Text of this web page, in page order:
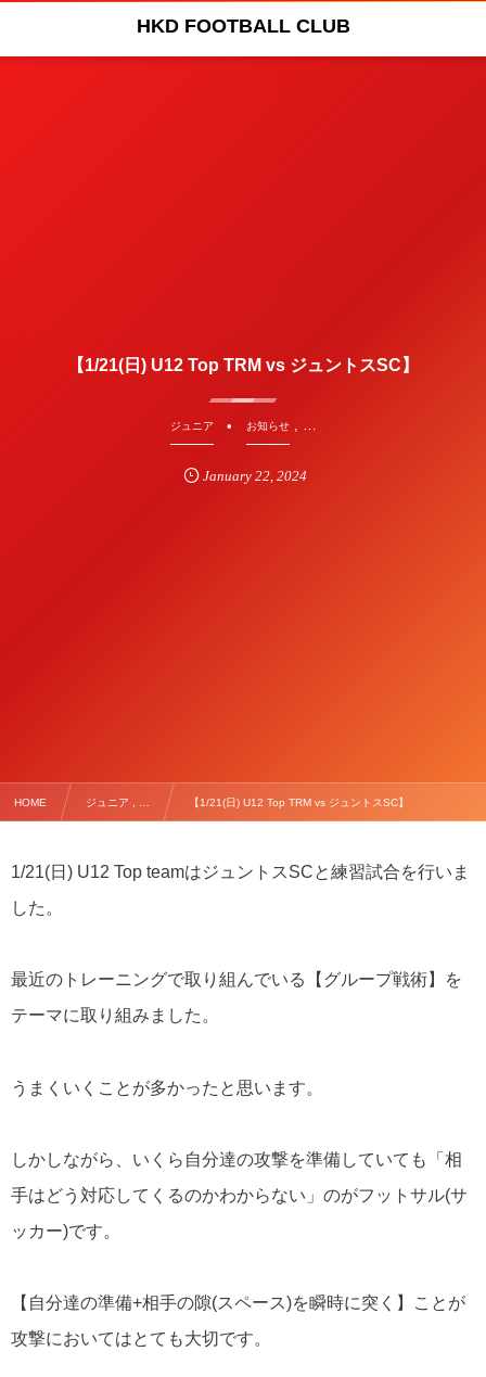
HKD FOOTBALL CLUB
【1/21(日) U12 Top TRM vs ジュントスSC】
ジュニア お知らせ, …
January 22, 2024
HOME ジュニア , … 【1/21(日) U12 Top TRM vs ジュントスSC】
1/21(日) U12 Top teamはジュントスSCと練習試合を行いま
した。
最近のトレーニングで取り組んでいる【グループ戦術】を
テーマに取り組みました。
うまくいくことが多かったと思います。
しかしながら、いくら自分達の攻撃を準備していても「相
手はどう対応してくるのかわからない」のがフットサル(サ
ッカー)です。
【自分達の準備+相手の隙(スペース)を瞬時に突く】ことが
攻撃においてはとても大切です。